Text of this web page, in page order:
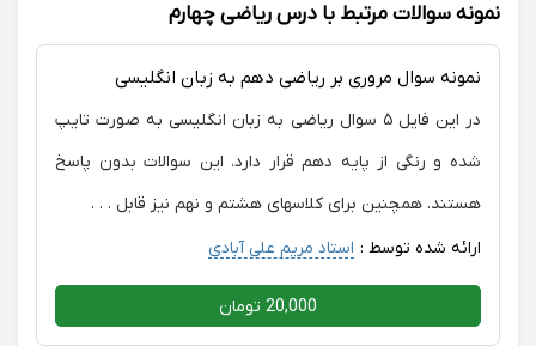
نمونه سوالات مرتبط با درس ریاضی چهارم
نمونه سوال مروری بر ریاضی دهم به زبان انگلیسی
در این فایل ۵ سوال ریاضی به زبان انگلیسی به صورت تایپ
شده و رنگی از پایه دهم قرار دارد. این سوالات بدون پاسخ
هستند. همچنین برای کلاسهای هشتم و نهم نیز قابل . . .
ارائه شده توسط : استاد مریم علی آبادی
20,000 تومان